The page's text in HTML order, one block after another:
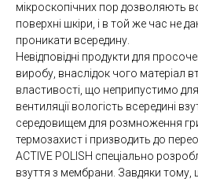
мікроскопічних пор дозволяють
поверхні шкіри, і в той же час не
проникати всередину.
Невідповідні продукти для
виробу, внаслідок чого матеріал
властивості, що неприпустимо
вентиляції вологість всередині
середовищем для розмноження
термозахист і призводить до
ACTIVE POLISH спеціально
взуття з мембрани. Завдяки тому,